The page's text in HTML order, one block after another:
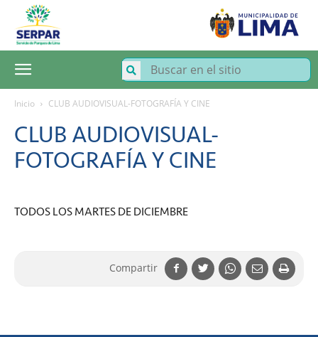
SERPAR
Servicio
de
Parques
Inicio CLUB AUDIOVISUAL-FOTOGRAFÍA Y CINE
CLUB AUDIOVISUAL-
FOTOGRAFÍA Y CINE
TODOS LOS MARTES DE DICIEMBRE
Compartir